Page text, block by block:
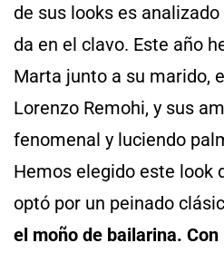
de sus looks es
da en el clavo. Este año
Marta junto a su marido,
Lorenzo Remohi, y sus
fenomenal y luciendo
Hemos elegido este look
optó por un peinado
el moño de bailarina.